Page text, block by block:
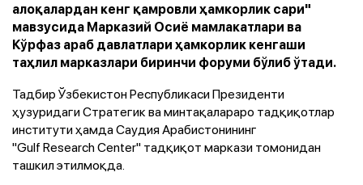
алоқалардан кенг қамровли ҳамкорлик сари"
мавзусида Марказий Осиё мамлакатлари ва
Кўрфаз араб давлатлари ҳамкорлик кенгаши
таҳлил марказлари биринчи форуми бўлиб ўтади.
Тадбир Ўзбекистон Республикаси Президенти
ҳузуридаги Стратегик ва минтақалараро тадқиқотлар
институти ҳамда Саудия Арабистонининг
"Gulf Research Center" тадқиқот маркази томонидан
ташкил этилмоқда.